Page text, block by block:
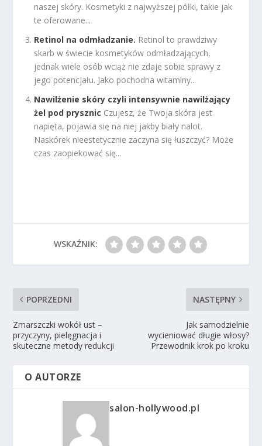
naszej skóry. Kosmetyki z najwyższej półki, takie jak
te oferowane...
Retinol na odmładzanie. Retinol to prawdziwy
skarb w świecie kosmetyków odmładzających,
jednak wiele osób wciąż nie zdaje sobie sprawy z
jego potencjału. Jako pochodna witaminy...
Nawilżenie skóry czyli intensywnie nawilżający
żel pod prysznic Czujesz, że Twoja skóra jest
napięta, pojawia się na niej jakby biały nalot.
Naskórek nieestetycznie zaczyna się łuszczyć? Może
czas zaopiekować się...
WSKAŹNIK:
POPRZEDNI
Zmarszczki wokół ust –
przyczyny, pielęgnacja i
skuteczne metody redukcji
NASTĘPNY
Jak samodzielnie
wycieniować długie włosy?
Przewodnik krok po kroku
O AUTORZE
salon-hollywood.pl